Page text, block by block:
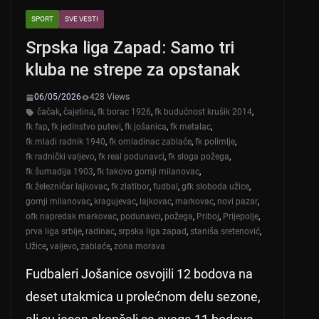
SPORT SVE VESTI
Srpska liga Zapad: Samo tri
kluba ne strepe za opstanak
06/05/2026
428 Views
čačak, čajetina, fk borac 1926, fk budućnost krušik 2014,
fk fap, fk jedinstvo putevi, fk jošanica, fk metalac,
fk mladi radnik 1940, fk omladinac zablaće, fk polimlje,
fk radnički valjevo, fk real podunavci, fk sloga požega,
fk šumadija 1903, fk takovo gornji milanovac,
fk železničar lajkovac, fk zlatibor, fudbal , gfk sloboda užice,
gornji milanovac, kragujevac, lajkovac, markovac, novi pazar,
ofk napredak markovac, podunavci, požega, Priboj, Prijepolje,
prva liga srbije, radinac, srpska liga zapad, staniša sretenović,
Užice, valjevo, zablaće, zona morava
Fudbaleri Jošanice osvojili 12 bodova na
deset utakmica u prolećnom delu sezone,